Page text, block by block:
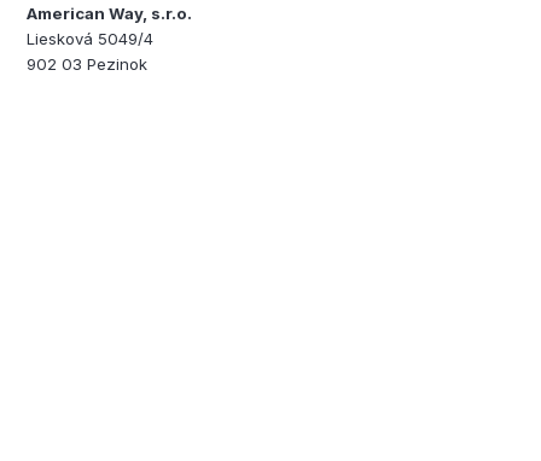
American Way, s.r.o.
Liesková 5049/4
902 03 Pezinok